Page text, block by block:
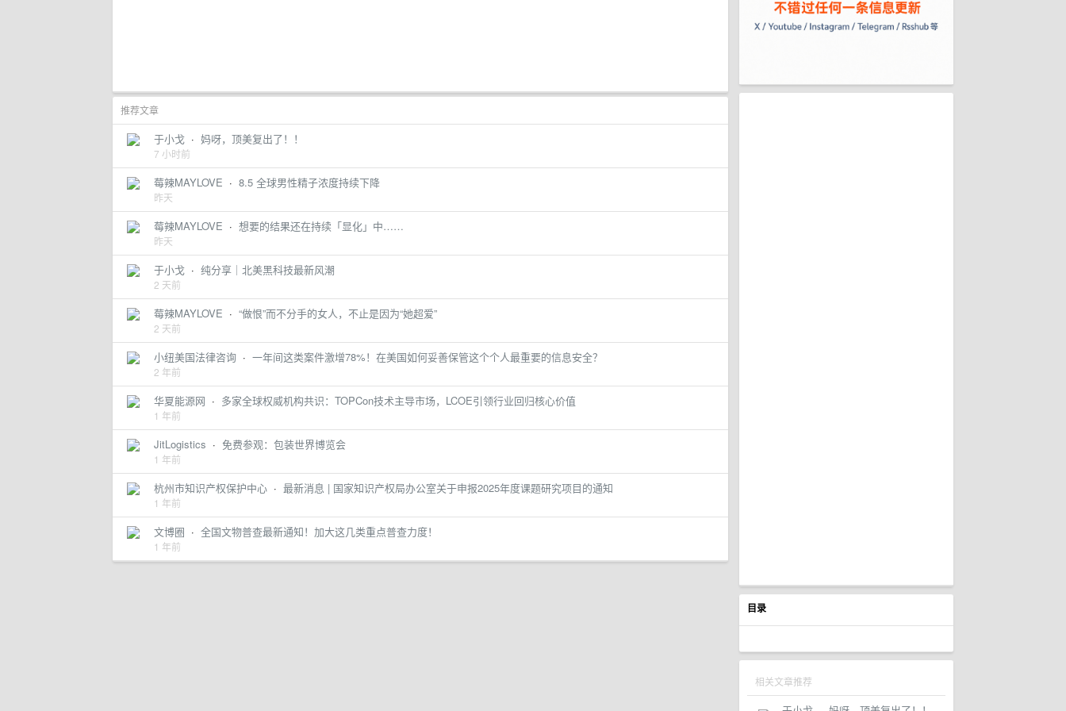
目录
相关文章推荐
推荐文章
于小戈 · 妈呀，顶美复出了！！
7 小时前
莓辣MAYLOVE · 8.5 全球男性精子浓度持续下降
昨天
莓辣MAYLOVE · 想要的结果还在持续「显化」中……
昨天
于小戈 · 纯分享｜北美黑科技最新风潮
2 天前
莓辣MAYLOVE · “做恨”而不分手的女人，不止是因为“她超爱”
2 天前
小纽美国法律咨询 · 一年间这类案件激增78%！在美国如何妥善保管这个个人最重要的信息安全？
2 年前
华夏能源网 · 多家全球权威机构共识：TOPCon技术主导市场，LCOE引领行业回归核心价值
1 年前
JitLogistics · 免费参观：包装世界博览会
1 年前
杭州市知识产权保护中心 · 最新消息 | 国家知识产权局办公室关于申报2025年度课题研究项目的通知
1 年前
文博圈 · 全国文物普查最新通知！加大这几类重点普查力度！
1 年前